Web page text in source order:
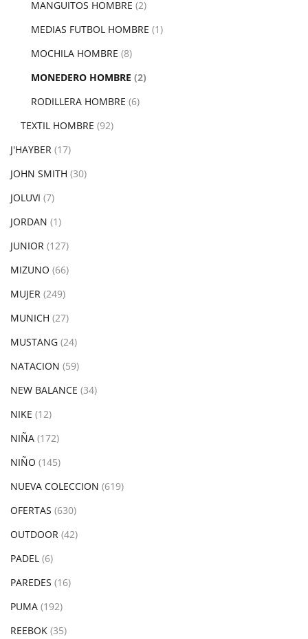
MANGUITOS HOMBRE (2)
MEDIAS FUTBOL HOMBRE (1)
MOCHILA HOMBRE (8)
MONEDERO HOMBRE (2)
RODILLERA HOMBRE (6)
TEXTIL HOMBRE (92)
J'HAYBER (17)
JOHN SMITH (30)
JOLUVI (7)
JORDAN (1)
JUNIOR (127)
MIZUNO (66)
MUJER (249)
MUNICH (27)
MUSTANG (24)
NATACION (59)
NEW BALANCE (34)
NIKE (12)
NIÑA (172)
NIÑO (145)
NUEVA COLECCION (619)
OFERTAS (630)
OUTDOOR (42)
PADEL (6)
PAREDES (16)
PUMA (192)
REEBOK (35)